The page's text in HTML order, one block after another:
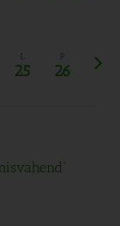
Views
Navigation
L
25 26